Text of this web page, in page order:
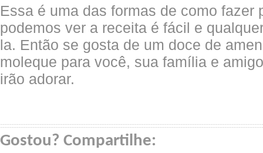
Essa é uma das formas de como fazer
podemos ver a receita é fácil e
la. Então se gosta de um doce de
moleque para você, sua família e
irão adorar.
Gostou? Compartilhe: